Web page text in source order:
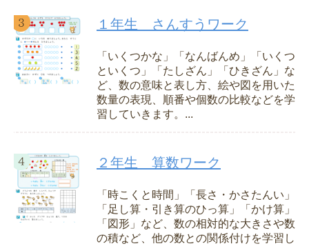
１年生 さんすうワーク
「いくつかな」「なんばんめ」「いくつ
といくつ」「たしざん」「ひきざん」な
ど、数の意味と表し方、絵や図を用いた
数量の表現、順番や個数の比較などを学
習していきます。...
２年生 算数ワーク
「時こくと時間」「長さ・かさたんい」
「足し算・引き算のひっ算」「かけ算」
「図形」など、数の相対的な大きさや数
の積など、他の数との関係付けを学習し